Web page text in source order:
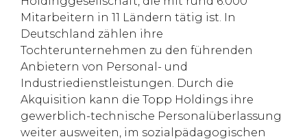
Mitarbeitern in 11 Ländern tätig ist. In
Deutschland zählen ihre
Tochterunternehmen zu den führenden
Anbietern von Personal- und
Industriedienstleistungen. Durch die
Akquisition kann die Topp Holdings ihre
gewerblich-technische Personalüberlassung
weiter ausweiten, im sozialpädagogischen